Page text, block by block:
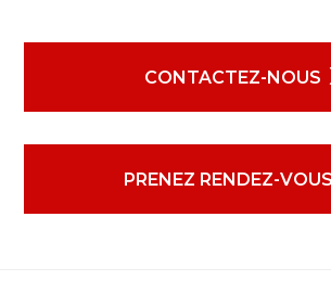
CONTACTEZ-NOUS
PRENEZ RENDEZ-